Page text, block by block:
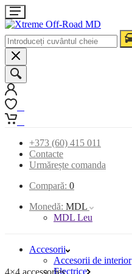
+373 (60) 415 011
Contacte
Urmărește comanda
Compară: 0
Monedă: MDL
MDL Leu
Accesorii
Accesorii de interior
Electrice
4×4 accessories